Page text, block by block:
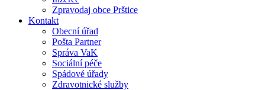
Zpravodaj obce Prštice
Kontakt
Obecní úřad
Pošta Partner
Správa VaK
Sociální péče
Spádové úřady
Zdravotnické služby